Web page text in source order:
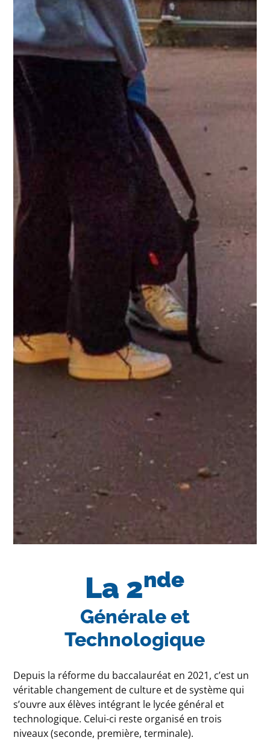
La 2nde
Générale et
Technologique
Depuis la réforme du baccalauréat en 2021, c’est un
véritable changement de culture et de système qui
s’ouvre aux élèves intégrant le lycée général et
technologique. Celui-ci reste organisé en trois
niveaux (seconde, première, terminale).